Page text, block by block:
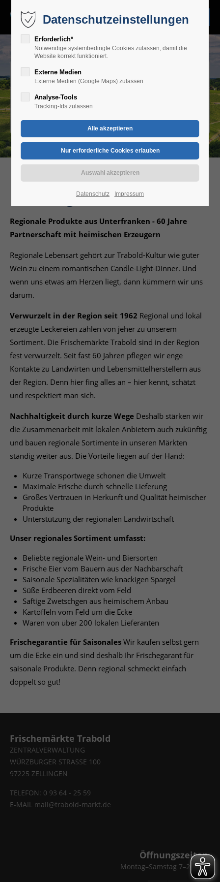
Wir lieben gesunde
Vielfalt aus der
Region …
Die Region stärken.
Regionale Produkte aus Unterfranken - 60 Jahre
Partnerschaft mit heimischen Erzeugern
Regionale Lebensart gehört zur Trabold-Kultur wie guter
Wein zu einem romantischen Candle-Light-Dinner. Und
wenn uns etwas am Herzen liegt, dann kümmern wir uns
darum.
Verwurzelt in der Region seit 1962 Regional und lokal
erzeugte Leckereien zählen von jeher zu unserem
Sortiment. Die Frischemärkte Trabold sind in der Region
fest verwurzelt. Seit fast 60 Jahren pflegen wir enge
Kontakte zu Landwirten und Lebensmittelherstellern aus
der Region. Denn hier fing alles an – hier kennt, schätzt
und respektiert man sich.
Nachhaltigkeit durch kurze Wege Deshalb stärken wir
die Zusammenarbeit mit lokalen Anbietern auch zukünftig
und bauen regionale Sortimente in unseren Märkten
ständig weiter aus. Die Vorteile liegen auf der Hand:
Kurze Transportwege schonen die Umwelt
Maximale Frische durch schnelle Lieferung
Großes Vertrauen in Herkunft und Qualität heimischer
Produkte
Unterstützung der regionalen Landwirtschaft
Unser regionales Sortiment umfasst:
Beliebte regionale Wein- und Biersorten
Frische Eier vom Bauern aus der Nachbarschaft
Saisonale Spezialitäten wie knackigen Spargel
Süße Erdbeeren direkt vom Feld
Saftige Zwetschgen aus heimischem Anbau
Kartoffeln vom Feld um die Ecke
Waren von über 200 lokalen Lieferanten
Frischegarantie für Saisonales Wir kaufen selbst gern
um die Ecke ein und sind deshalb Ihr Frischegarant für
saisonale Produkte. Denn regional schmeckt einfach
doppelt so gut!
Frischemärkte Trabold
ZENTRALVERWALTUNG
WÜRZBURGER STRASSE 100
97225 ZELLINGEN
TELEFON: 0 93 64 - 25 59
E-MAIL mail@trabold-markt.de
Öffnungszeiten
Montag–Samstag 7–20 Uhr
Datenschutzeinstellungen
Erforderlich*
Notwendige systembedingte Cookies zulassen, damit die
Website korrekt funktioniert.
Externe Medien
Externe Medien (Google Maps) zulassen
Analyse-Tools
Tracking-Ids zulassen
Datenschutz Impressum